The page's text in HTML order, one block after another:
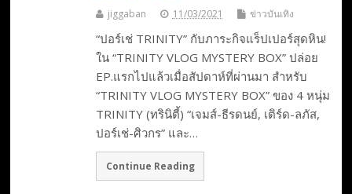
jiggaban 11/03/2021 ข่าวบันเทิง
“ปอร์เช่ TRINITY” กับภาระกิจแร็ปเปอร์สุดหิน!
ใน “TRINITY VLOG MYSTERY BOX” ปล่อย
EP.แรกไปแล้วเมื่อสัปดาห์ที่ผ่านมา สำหรับ
“TRINITY VLOG MYSTERY BOX” ของ 4 หนุ่ม
TRINITY (ทรินิตี้) “เจมส์-ธีรดนย์, เติร์ด-ลภัส,
ปอร์เช่-ศิวกร” และ…
Continue Reading